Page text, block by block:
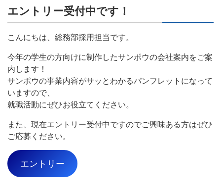
エントリー受付中です！
こんにちは、総務部採用担当です。
今年の学生の方向けに制作したサンポウの会社案内をご案
内します！
サンポウの事業内容がサッとわかるパンフレットになって
いますので、
就職活動にぜひお役立てください。
また、現在エントリー受付中ですのでご興味ある方はぜひ
ご応募ください。
エントリー